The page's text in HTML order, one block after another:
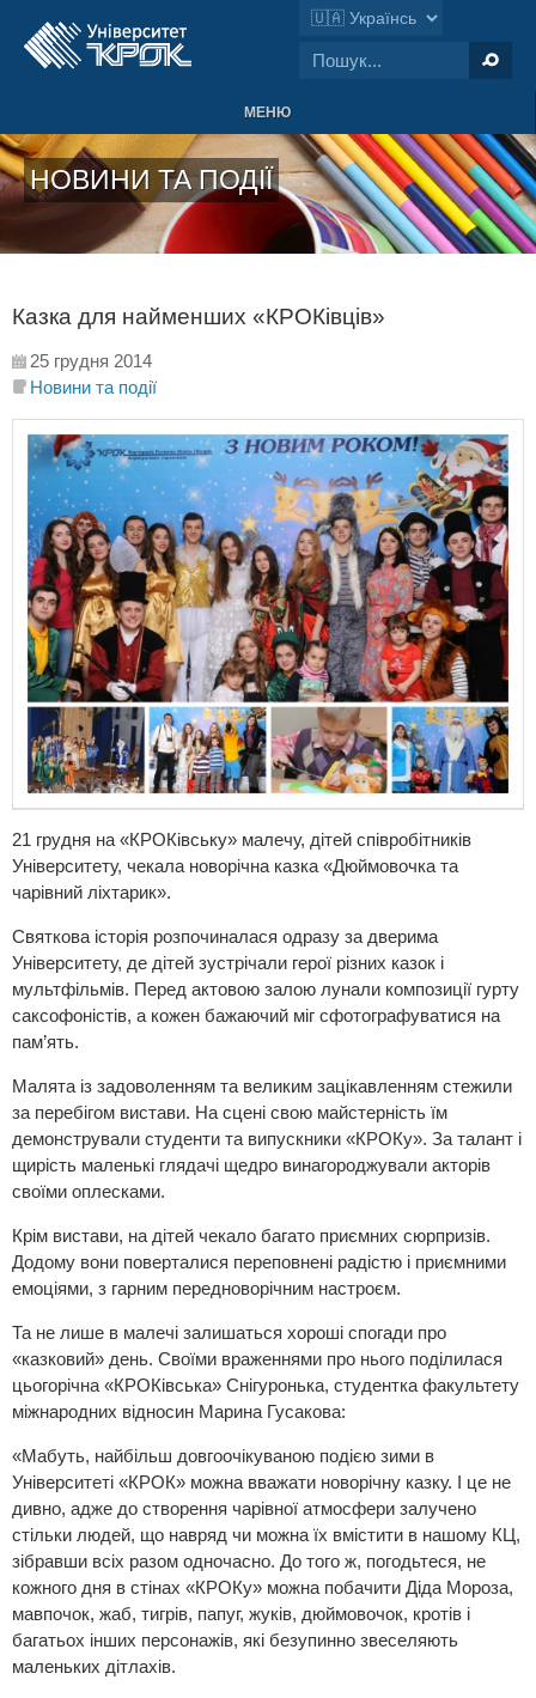
МЕНЮ
НОВИНИ ТА ПОДІЇ
Казка для найменших «КРОКівців»
25 грудня 2014
Новини та події
21 грудня на «КРОКівську» малечу, дітей співробітників
Університету, чекала новорічна казка «Дюймовочка та
чарівний ліхтарик».
Святкова історія розпочиналася одразу за дверима
Університету, де дітей зустрічали герої різних казок і
мультфільмів. Перед актовою залою лунали композиції гурту
саксофоністів, а кожен бажаючий міг сфотографуватися на
пам’ять.
Малята із задоволенням та великим зацікавленням стежили
за перебігом вистави. На сцені свою майстерність їм
демонстрували студенти та випускники «КРОКу». За талант і
щирість маленькі глядачі щедро винагороджували акторів
своїми оплесками.
Крім вистави, на дітей чекало багато приємних сюрпризів.
Додому вони поверталися переповнені радістю і приємними
емоціями, з гарним передноворічним настроєм.
Та не лише в малечі залишаться хороші спогади про
«казковий» день. Своїми враженнями про нього поділилася
цьогорічна «КРОКівська» Снігуронька, студентка факультету
міжнародних відносин Марина Гусакова:
«Мабуть, найбільш довгоочікуваною подією зими в
Університеті «КРОК» можна вважати новорічну казку. І це не
дивно, адже до створення чарівної атмосфери залучено
стільки людей, що навряд чи можна їх вмістити в нашому КЦ,
зібравши всіх разом одночасно. До того ж, погодьтеся, не
кожного дня в стінах «КРОКу» можна побачити Діда Мороза,
мавпочок, жаб, тигрів, папуг, жуків, дюймовочок, кротів і
багатьох інших персонажів, які безупинно звеселяють
маленьких дітлахів.